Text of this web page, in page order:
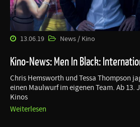
13.06.19 News / Kino
Kino-News: Men In Black:
Chris Hemsworth und Tessa Thompson
einen Maulwurf im eigenen Team. Ab 13.
Kinos
Weiterlesen